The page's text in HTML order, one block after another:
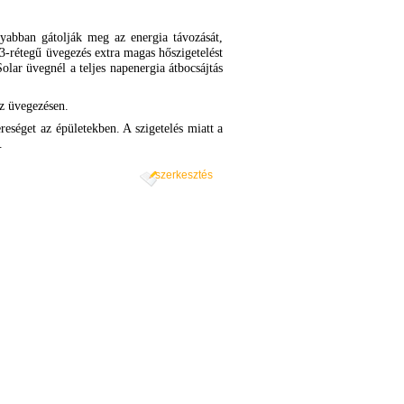
gátolják meg az energia távozását,
üvegezés extra magas hőszigetelést
üvegnél a teljes napenergia átbocsájtás
üvegezésen.
az épületekben. A szigetelés miatt a
szerkesztés